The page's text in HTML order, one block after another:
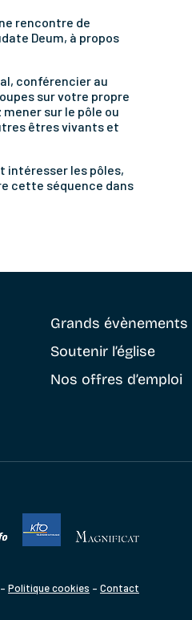
rencontre de
Deum, à propos
conférencier au
sur votre propre
sur le pôle ou
êtres vivants et
intéresser les pôles,
cette séquence dans
Grands évènements
Soutenir l’église
Nos offres d’emploi
– Politique cookies – Contact